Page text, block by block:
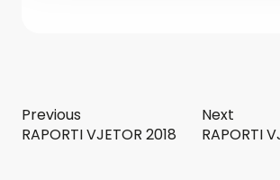
Previous
RAPORTI VJETOR 2018
Next
RAPORTI